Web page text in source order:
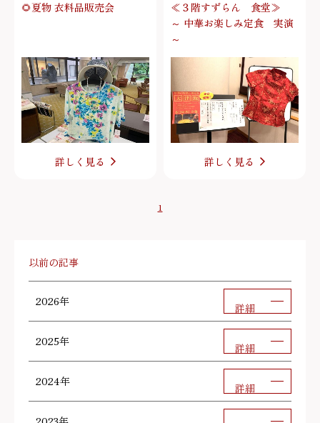
🌻夏物 衣料品販売会
詳しく見る
≪３階すずらん 食堂≫
～ 中華お楽しみ定食 実演
～
詳しく見る
1
以前の記事
2026年 詳細
2025年 詳細
2024年 詳細